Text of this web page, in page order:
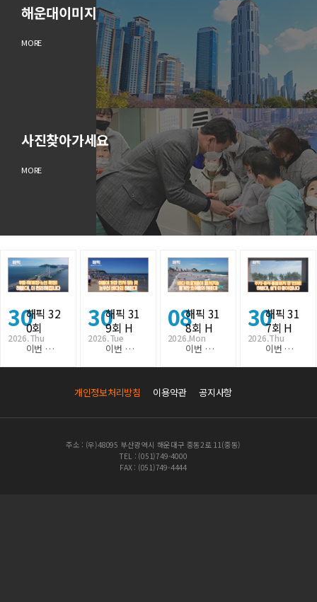
해운대이미지
MORE
사진찾아가세요
MORE
30
2026.Thu
해픽 32
0회
이번 해픽 320회 주요 뉴스는, □ 주요소식 1. 평일 광안대교 통행료가 전면 무료로 변경됐습니다.…
30
2026.Tue
해픽 31
9회 H
이번 해픽 319회 주요 뉴스는, □ 주요소식 1. 고향사랑기부제를 통해 세액공제와 답례품을 받아보세…
08
2026.Mon
해픽 31
8회 H
이번 해픽 318회 주요 뉴스는, □ 주요소식 1. 고유가 피해지원금 최대 60만 원까지 지급 …
30
2026.Thu
해픽 31
7회 H
이번 해픽 317회 주요 뉴스는, □ 주요소식 1. ‘해리단길’ 철도부지, 공영주차장으로 새 단장 …
개인정보처리방침 이용약관 공지사항
주소 : (우)48095 부산광역시 해운대구 중동2로 11(중동)
TEL : (051)749-4000
FAX : (051)749-4444